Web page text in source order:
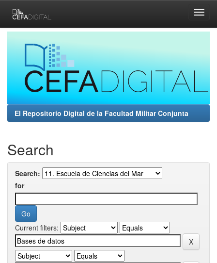
navigation
El Repositorio Digital de la Facultad Militar Conjunta
Search
Search:
for
Current filters: